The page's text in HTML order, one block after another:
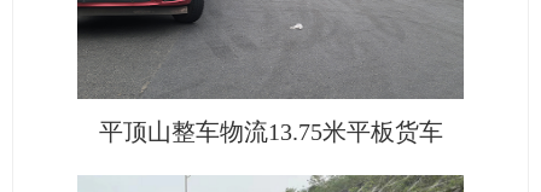
平顶山整车物流13.75米平板货车